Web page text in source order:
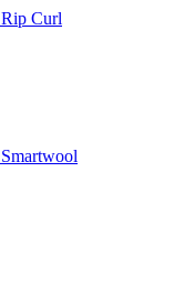
Rip Curl
Smartwool